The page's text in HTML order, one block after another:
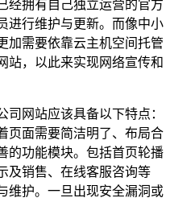
经拥有自己独立运营的官方
进行维护与更新。而像中小
加需要依靠云主机空间托管
站，以此来实现网络宣传和
网站应该具备以下特点：
页面需要简洁明了、布局合
的功能模块。包括首页轮播
及销售、在线客服咨询等
维护。一旦出现安全漏洞或